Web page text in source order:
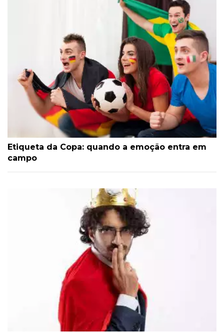
Etiqueta da Copa: quando a emoção entra em
campo